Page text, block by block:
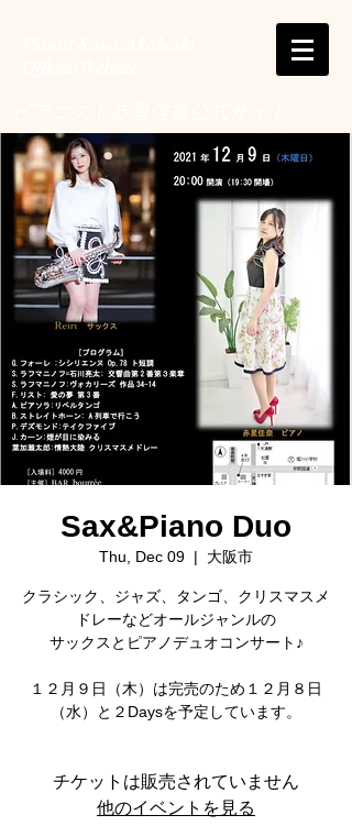
Sax&Piano Duo
Thu, Dec 09
  |
大阪市
クラシック、ジャズ、タンゴ、クリスマスメ
ドレーなどオールジャンルの
サックスとピアノデュオコンサート♪
１２月９日（木）は完売のため１２月８日
チケットは販売されていません
他のイベントを見る